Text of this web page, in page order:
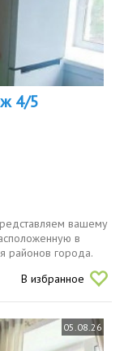
4/5
вашему
в
районов города.
количество
В избранное
05.08.26